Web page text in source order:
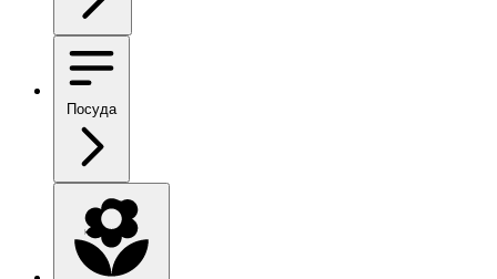
Посуда